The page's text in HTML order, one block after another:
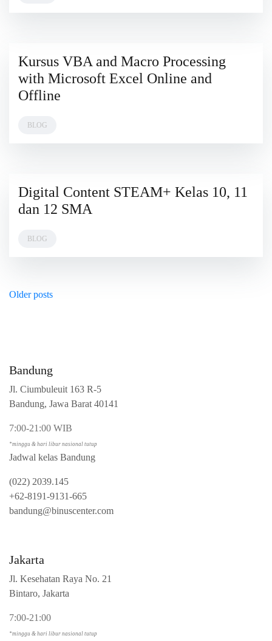
10
JUNE
2023
Kursus VBA and Macro Processing
with Microsoft Excel Online and
Offline
BLOG
3
APRIL
Digital Content STEAM+ Kelas 10, 11
dan 12 SMA
BLOG
Posts
Older posts
Bandung
Jl. Ciumbuleuit 163 R-5
Bandung, Jawa Barat 40141
7:00-21:00 WIB
*minggu & hari libur nasional tutup
Jadwal kelas Bandung
(022) 2039.145
+62-8191-9131-665
bandung@binuscenter.com
Jakarta
Jl. Kesehatan Raya No. 21
Bintaro, Jakarta
7:00-21:00
*minggu & hari libur nasional tutup